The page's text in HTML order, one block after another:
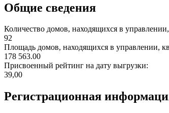
Общие сведения
Количество домов, находящихся в
92
Площадь домов, находящихся в управлении,
178 563.00
Присвоенный рейтинг на дату выгрузки:
39,00
Регистрационная